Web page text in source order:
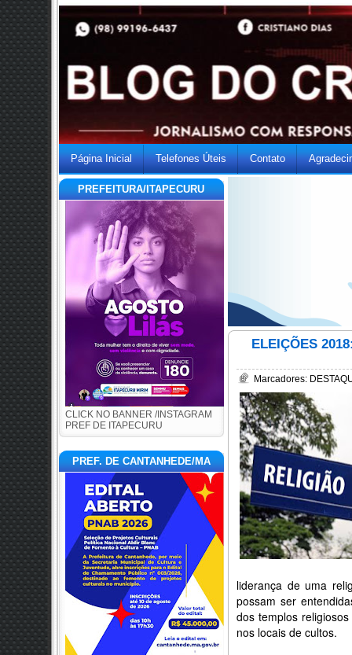
Página Inicial Telefones Úteis Contato
PREFEITURA/ITAPECURU
CLICK NO BANNER /INSTAGRAM
PREF DE ITAPECURU
PREF. DE CANTANHEDE/MA
ELEIÇÕES
Marcadores:
liderança de uma
possam ser
dos templos
nos locais de cultos.